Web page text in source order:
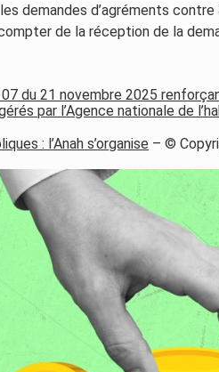
demandes d’agréments
de la réception de la
du 21 novembre 2025
par l’Agence nationale de
: l’Anah s’organise – ©